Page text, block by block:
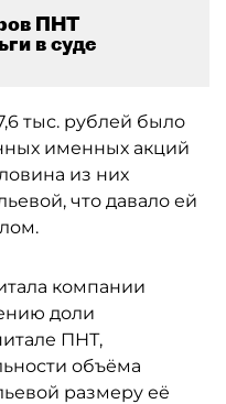
ПНТ
в суде
тыс. рублей было
именных акций
из них
что давало ей
компании
доли
ПНТ,
объёма
размеру её